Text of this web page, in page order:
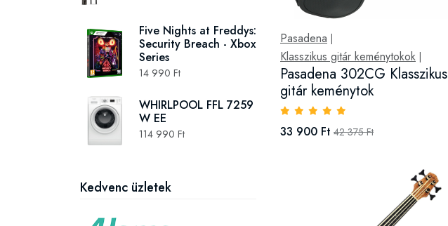
Five Nights at Freddys:
Security Breach - Xbox
Series
14 990 Ft
WHIRLPOOL FFL 7259
W EE
114 990 Ft
Kedvenc üzletek
Pasadena
Klasszikus gitár keménytokok
Pasadena 302CG Klasszikus
gitár keménytok
33 900 Ft 42 375 Ft